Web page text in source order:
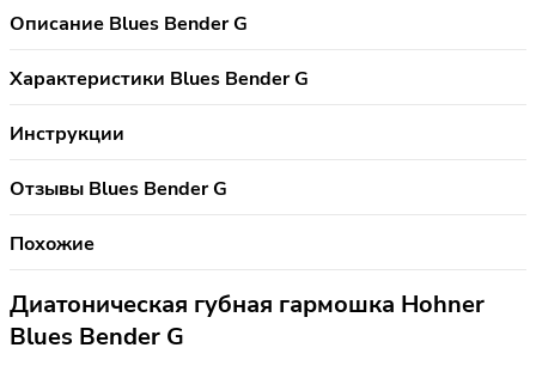
Описание Blues Bender G
Характеристики Blues Bender G
Инструкции
Отзывы Blues Bender G
Похожие
Диатоническая губная гармошка Hohner
Blues Bender G